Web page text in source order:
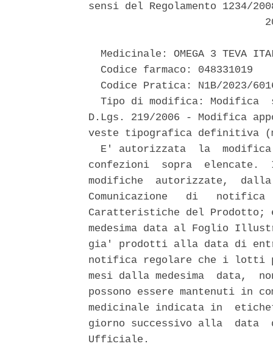
sensi del Regolamento 1234/
Medicinale: OMEGA 3 TEVA
  Codice farmaco: 048331019
Codice Pratica: N1B/2023/
Tipo di modifica: Modifica
D.Lgs. 219/2006 - Modifica
veste tipografica definitiva
E' autorizzata  la
confezioni  sopra
modifiche  autorizzate,
Comunicazione   di
Caratteristiche del
medesima data al Foglio
gia' prodotti alla data di
notifica regolare che i lotti
mesi dalla medesima  data,
possono essere mantenuti in
medicinale indicata in
giorno successivo alla  data
Ufficiale.